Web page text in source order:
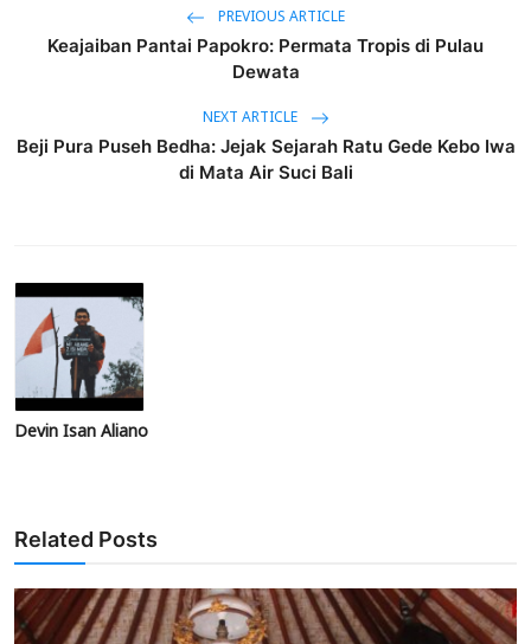
PREVIOUS ARTICLE
Keajaiban Pantai Papokro: Permata Tropis di Pulau
Dewata
NEXT ARTICLE
Beji Pura Puseh Bedha: Jejak Sejarah Ratu Gede Kebo Iwa
di Mata Air Suci Bali
Devin Isan Aliano
Related Posts